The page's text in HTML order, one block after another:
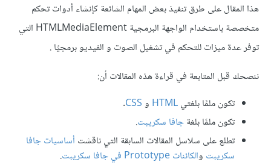
هذا المقال على طرق تنفيذ بعض المهام الشائعة كإنشاء أدوات تحكم
متخصصة باستخدام الواجهة البرمجية HTMLMediaElement التي
توفر عدة ميزات للتحكم في تشغيل الصوت و الفيديو برمجيًا .
ننصحك قبل المتابعة في قراءة هذه المقالات أن:
تكون ملمًا بلغتيHTML وCSS
.
تكون ملمًا بلغةجافا سكريبت.
تطلع على سلاسل المقالات السابقة التي ناقشت أساسيات جافا
سكريبت والكائنات Prototype في جافا سكريبت
.